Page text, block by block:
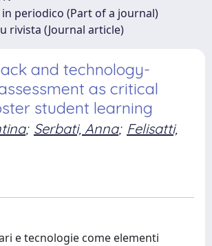
periodico (Part of a journal)
rivista (Journal article)
and technology-
as critical
student learning
; Serbati, Anna; Felisatti,
e tecnologie come elementi